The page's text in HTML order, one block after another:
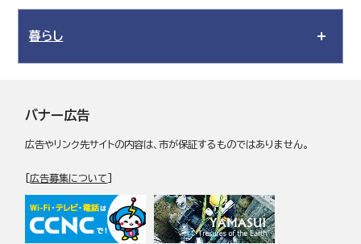
暮らし
バナー広告
広告やリンク先サイトの内容は、市が保証するものではありません。
[広告募集について